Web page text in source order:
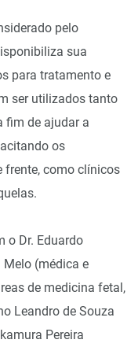
pelo
sua
para tratamento e
ser utilizados tanto
fim de ajudar a
os
frente, como clínicos
o Dr. Eduardo
Melo (médica e
de medicina fetal,
Leandro de Souza
Pereira